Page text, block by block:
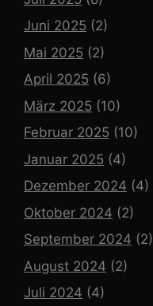
Juni 2025 (2)
Mai 2025 (2)
April 2025 (6)
März 2025 (10)
Februar 2025 (10)
Januar 2025 (4)
Dezember 2024 (4)
Oktober 2024 (2)
September 2024 (2)
August 2024 (2)
Juli 2024 (4)